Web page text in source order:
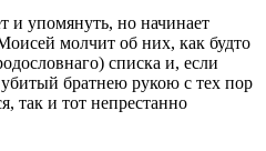
и упомянуть, но начинает
молчит об них, как будто
списка и, если
братнею рукою с тех пор
так и тот непрестанно